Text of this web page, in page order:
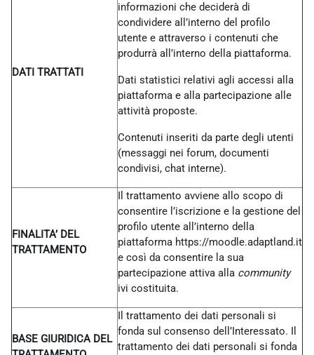
DATI TRATTATI
informazioni che deciderà di
condividere all’interno del profilo
utente e attraverso i contenuti che
produrrà all’interno della piattaforma.
Dati statistici relativi agli accessi alla
piattaforma e alla partecipazione alle
attività proposte.
Contenuti inseriti da parte degli utenti
(messaggi nei forum, documenti
condivisi, chat interne).
FINALITA’ DEL
TRATTAMENTO
Il trattamento avviene allo scopo di
consentire l’iscrizione e la gestione del
profilo utente all’interno della
piattaforma https://moodle.adaptland.it
e così da consentire la sua
partecipazione attiva alla community
ivi costituita.
BASE GIURIDICA DEL
Il trattamento dei dati personali si
fonda sul consenso dell’Interessato. Il
trattamento dei dati personali si fonda